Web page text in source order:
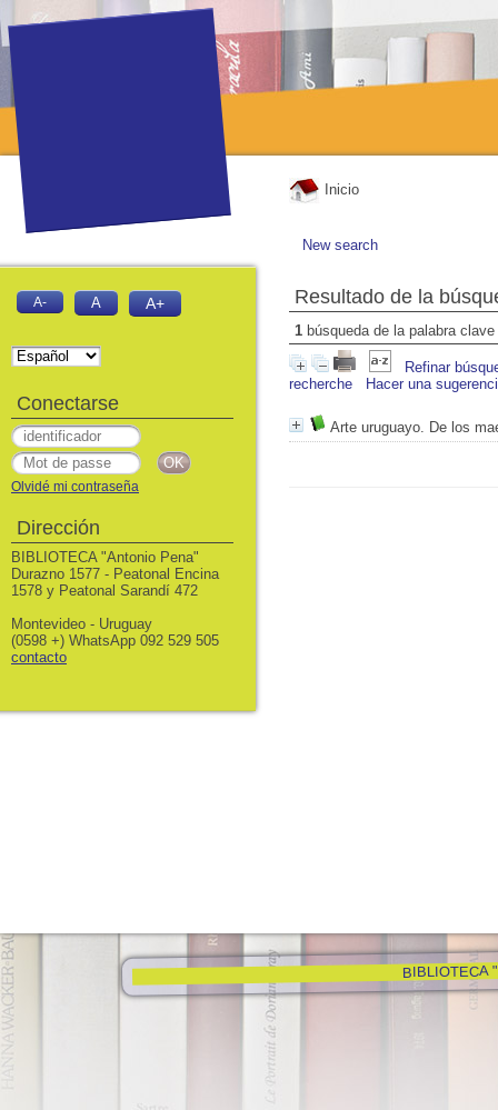
Inicio
New search
Resultado de la
1 búsqueda de la palabra clave
Refinar
recherche
Hacer una
Arte uruguayo. De los
BIBLIOTECA
A- A A+
Conectarse
Olvidé mi contraseña
Dirección
BIBLIOTECA "Antonio Pena"
Durazno 1577 - Peatonal Encina
1578 y Peatonal Sarandí 472
Montevideo - Uruguay
(0598 +) WhatsApp 092 529 505
contacto